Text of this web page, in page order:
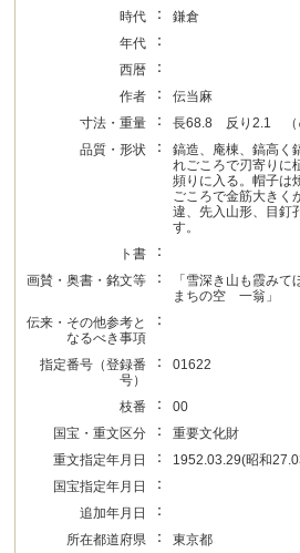
時代
：
鎌倉
年代
：
西暦 ：
作者 ：
伝当麻
寸法・重量
：
長68.8 反り2.1 （
品質・形状
：
鎬造、庵棟、鎬高く
れごころで刃寄りに
頻りに入る。帽子は
ごころで金筋大きく
違、先入山形、目釘
す。
ト書
：
画賛・奥書・銘文等 ：
「雪深き山も霞み
まちの空 一翁」
伝来・その他参考と
なるべき事項
：
指定番号（登録番
号）
： 01622
枝番 ：
00
国宝・重文区分
：
重要文化財
重文指定年月日
：
1952.03.29(昭和
国宝指定年月日
：
追加年月日 ：
所在都道府県 ： 東京都